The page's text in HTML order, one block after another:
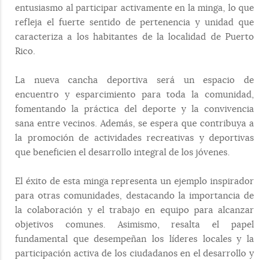
entusiasmo al participar activamente en la minga, lo que
refleja el fuerte sentido de pertenencia y unidad que
caracteriza a los habitantes de la localidad de Puerto
Rico.
La nueva cancha deportiva será un espacio de
encuentro y esparcimiento para toda la comunidad,
fomentando la práctica del deporte y la convivencia
sana entre vecinos. Además, se espera que contribuya a
la promoción de actividades recreativas y deportivas
que beneficien el desarrollo integral de los jóvenes.
El éxito de esta minga representa un ejemplo inspirador
para otras comunidades, destacando la importancia de
la colaboración y el trabajo en equipo para alcanzar
objetivos comunes. Asimismo, resalta el papel
fundamental que desempeñan los líderes locales y la
participación activa de los ciudadanos en el desarrollo y